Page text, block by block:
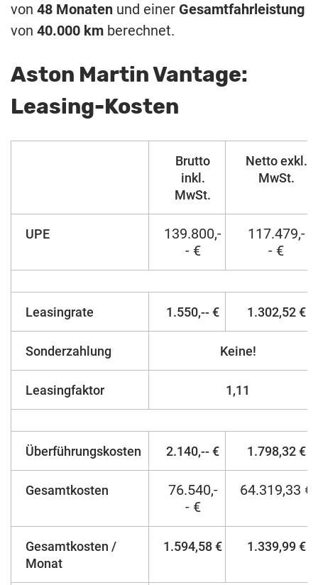
von 48 Monaten und einer Gesamtfahrleistung
von 40.000 km berechnet.
Aston Martin Vantage:
Leasing-Kosten
Brutto
inkl.
MwSt.
Netto exkl.
MwSt.
UPE
139.800,-
- €
117.479,-
- €
Leasingrate 1.550,-- € 1.302,52 €
Sonderzahlung Keine!
Leasingfaktor 1,11
Überführungskosten 2.140,-- € 1.798,32 €
Gesamtkosten
76.540,-
- €
64.319,33 €
Gesamtkosten /
Monat
1.594,58 € 1.339,99 €